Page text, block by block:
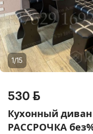
1/15
530 р.
Кухонный
РАССРОЧКА